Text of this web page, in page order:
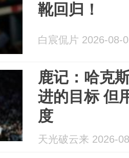
靴回归！
白宸侃片 2026-08-
鹿记：哈克
进的目标 但
度
天光破云来 2026-